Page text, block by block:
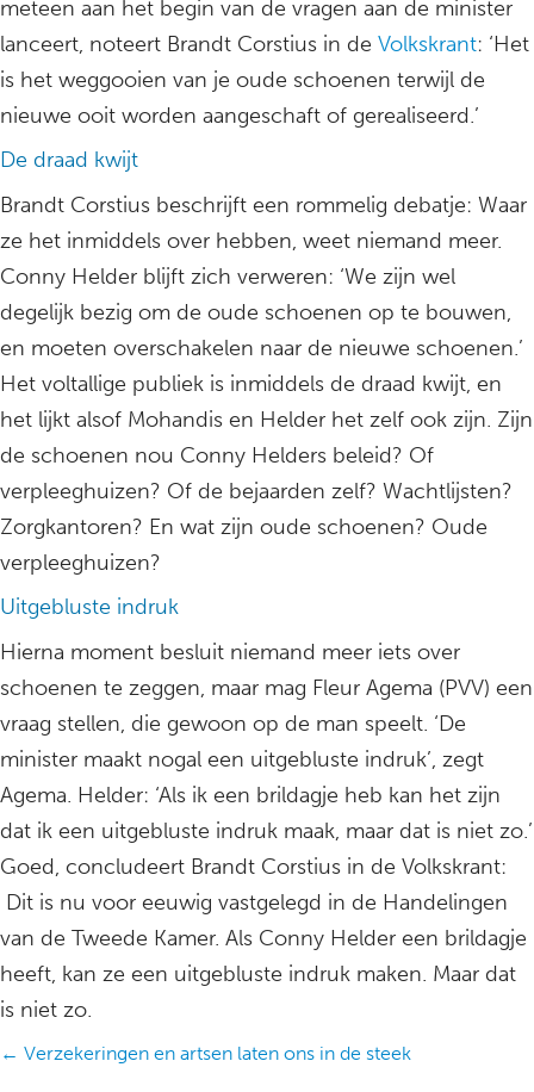
meteen aan het begin van de vragen aan de minister
lanceert, noteert Brandt Corstius in de Volkskrant: ‘Het
is het weggooien van je oude schoenen terwijl de
nieuwe ooit worden aangeschaft of gerealiseerd.’
De draad kwijt
Brandt Corstius beschrijft een rommelig debatje: Waar
ze het inmiddels over hebben, weet niemand meer.
Conny Helder blijft zich verweren: ‘We zijn wel
degelijk bezig om de oude schoenen op te bouwen,
en moeten overschakelen naar de nieuwe schoenen.’
Het voltallige publiek is inmiddels de draad kwijt, en
het lijkt alsof Mohandis en Helder het zelf ook zijn. Zijn
de schoenen nou Conny Helders beleid? Of
verpleeghuizen? Of de bejaarden zelf? Wachtlijsten?
Zorgkantoren? En wat zijn oude schoenen? Oude
verpleeghuizen?
Uitgebluste indruk
Hierna moment besluit niemand meer iets over
schoenen te zeggen, maar mag Fleur Agema (PVV) een
vraag stellen, die gewoon op de man speelt. ‘De
minister maakt nogal een uitgebluste indruk’, zegt
Agema. Helder: ‘Als ik een brildagje heb kan het zijn
dat ik een uitgebluste indruk maak, maar dat is niet zo.’
Goed, concludeert Brandt Corstius in de Volkskrant:
Dit is nu voor eeuwig vastgelegd in de Handelingen
van de Tweede Kamer. Als Conny Helder een brildagje
heeft, kan ze een uitgebluste indruk maken. Maar dat
is niet zo.
Posts
← Verzekeringen en artsen laten ons in de steek